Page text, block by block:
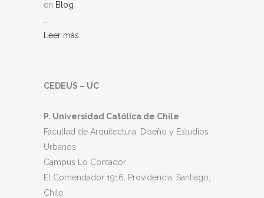
en Blog
Leer más
CEDEUS – UC
P. Universidad Católica de Chile
Facultad de Arquitectura, Diseño y Estudios
Urbanos
Campus Lo Contador
El Comendador 1916, Providencia, Santiago,
Chile